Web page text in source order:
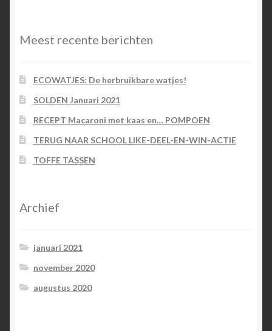
Meest recente berichten
ECOWATJES: De herbruikbare watjes!
SOLDEN Januari 2021
RECEPT Macaroni met kaas en… POMPOEN
TERUG NAAR SCHOOL LIKE-DEEL-EN-WIN-ACTIE
TOFFE TASSEN
Archief
januari 2021
november 2020
augustus 2020